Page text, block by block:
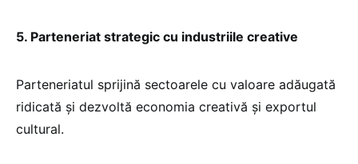
5. Parteneriat strategic cu industriile creative
Parteneriatul sprijină sectoarele cu valoare adăugată
ridicată și dezvoltă economia creativă și exportul
cultural.